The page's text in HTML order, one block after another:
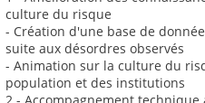
culture du risque
- Création d'une base de
suite aux désordres observés
- Animation sur la culture du
population et des institutions